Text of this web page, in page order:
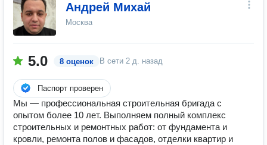
Андрей Михай
Москва
5.0 8 оценок В сети 2 д. назад
Паспорт проверен
Мы — профессиональная строительная бригада с
опытом более 10 лет. Выполняем полный комплекс
строительных и ремонтных работ: от фундамента и
кровли, ремонта полов и фасадов, отделки квартир и